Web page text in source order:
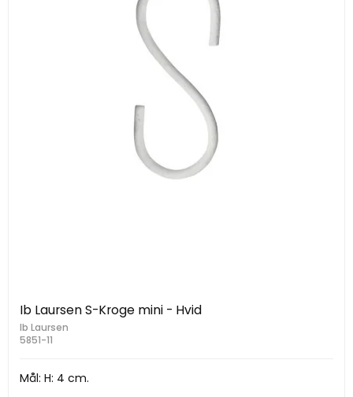
Ib Laursen S-Kroge mini - Hvid
Ib Laursen
5851-11
Mål: H: 4 cm.